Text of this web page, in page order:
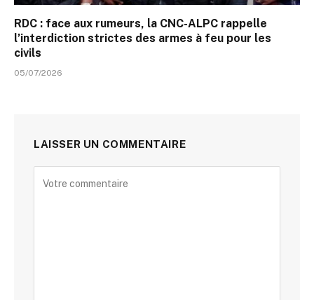
RDC : face aux rumeurs, la CNC-ALPC rappelle
l’interdiction strictes des armes à feu pour les
civils
05/07/2026
LAISSER UN COMMENTAIRE